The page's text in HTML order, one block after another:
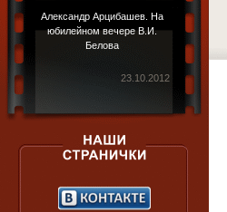
Александр Арцибашев. На
юбилейном вечере В.И.
Белова
23.10.2012